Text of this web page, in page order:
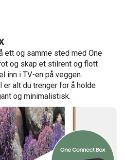
ett og samme sted med One
og skap et stilrent og flott
inn i TV-en på veggen.
alt du trenger for å holde
og minimalistisk.